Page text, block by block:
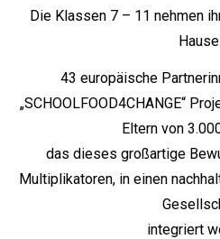
Die Klassen 7 – 11 nehmen
Hause.
43 europäische
„SCHOOLFOOD4CHANGE“
Eltern von
das dieses großartige
Multiplikatoren, in einen
integriert